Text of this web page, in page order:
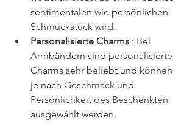
sentimentalen wie persönlichen
Schmuckstück wird.
Personalisierte Charms : Bei
Armbändern sind personalisierte
Charms sehr beliebt und können
je nach Geschmack und
Persönlichkeit des Beschenkten
ausgewählt werden.